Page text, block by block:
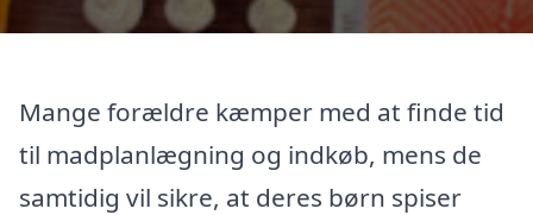
Mange forældre kæmper med at finde tid
til madplanlægning og indkøb, mens de
samtidig vil sikre, at deres børn spiser